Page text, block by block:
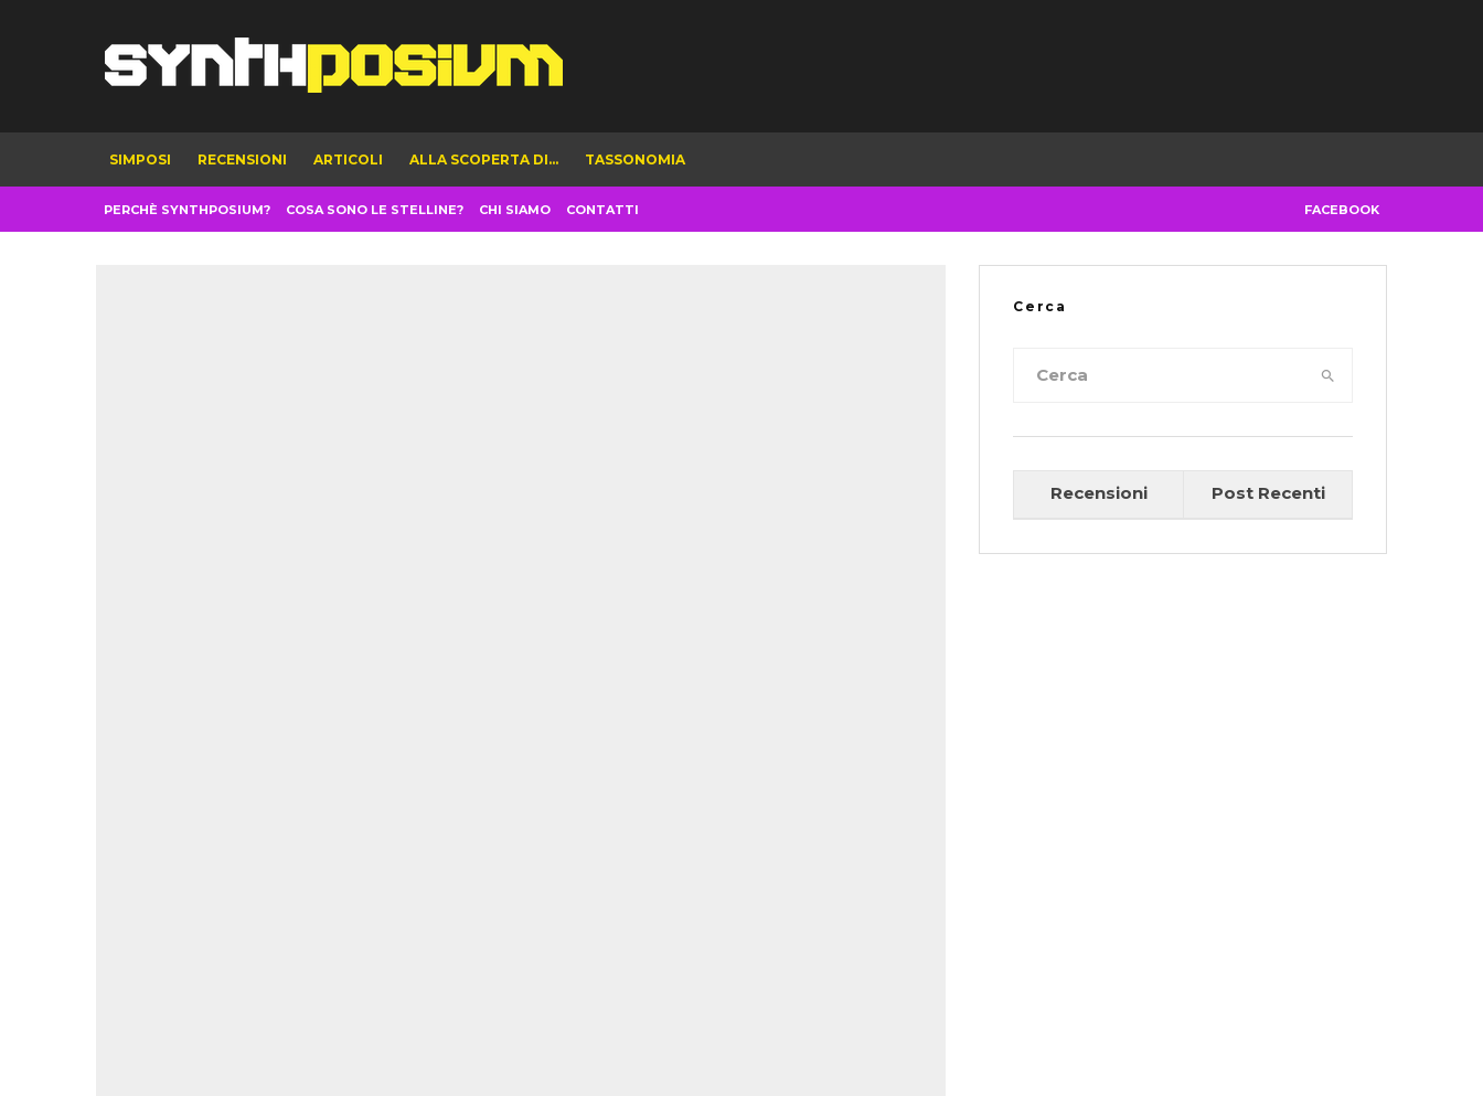
SIMPOSI RECENSIONI ARTICOLI ALLA SCOPERTA DI… TASSONOMIA
PERCHÈ SYNTHPOSIUM? COSA SONO LE STELLINE? CHI SIAMO CONTATTI FACEBOOK
Cerca
Recensioni Post Recenti